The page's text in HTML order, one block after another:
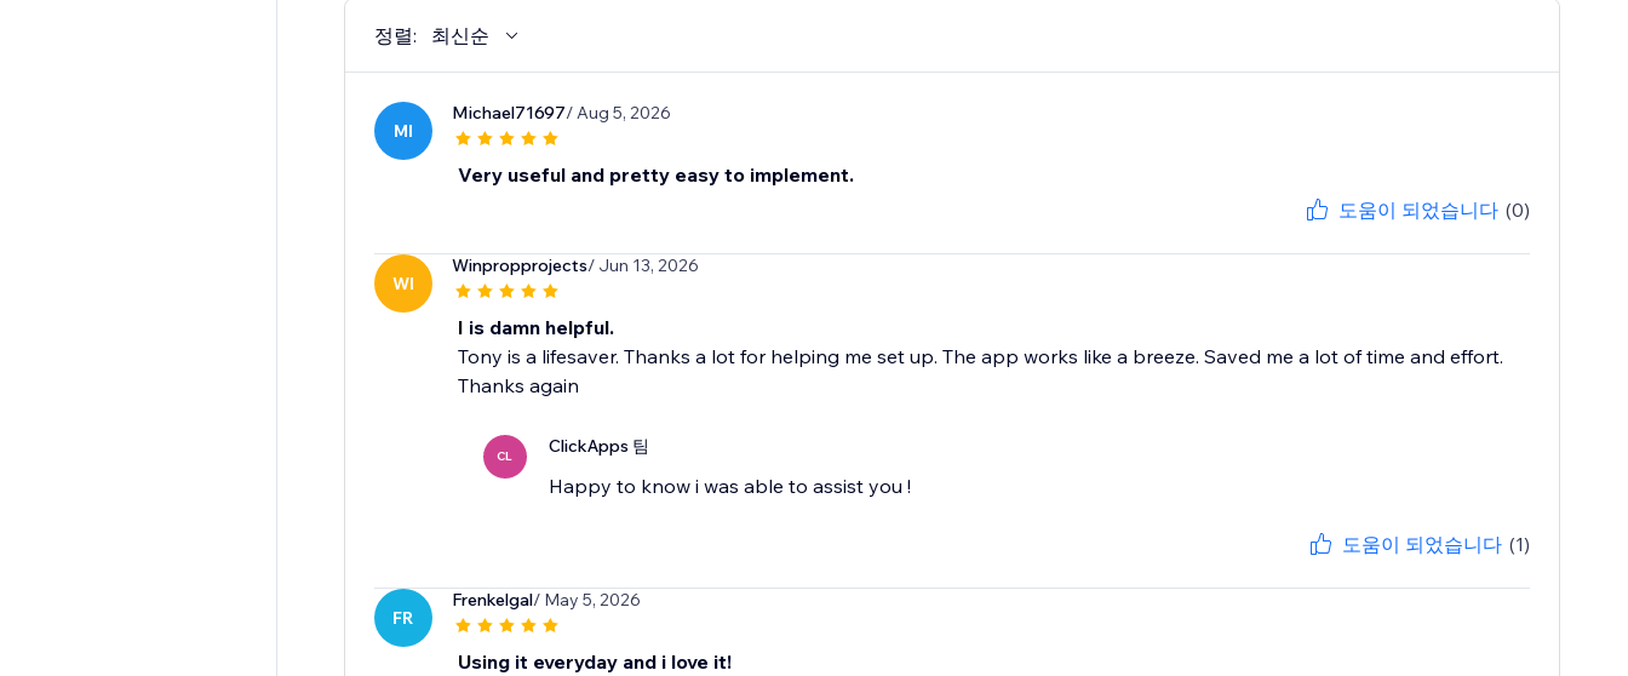
정렬: 최신순
MI
Michael71697/ Aug 5, 2026
Very useful and pretty easy to implement.
도움이 되었습니다 (0)
WI
Winpropprojects/ Jun 13, 2026
I is damn helpful.
Tony is a lifesaver. Thanks a lot for helping me set up. The app works like a breeze. Saved me a lot of time and effort.
Thanks again
CL ClickApps 팀
Happy to know i was able to assist you !
도움이 되었습니다 (1)
FR
Frenkelgal/ May 5, 2026
Using it everyday and i love it!